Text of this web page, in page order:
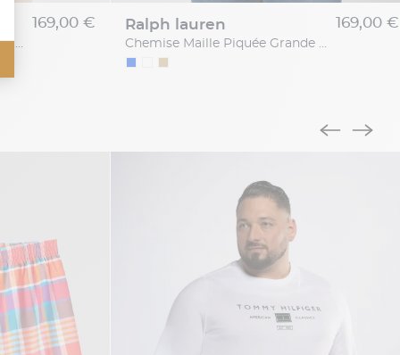
Chemise Maille Piquée Grande Taille Bleue
169,00 € ralph lauren
Chemise Maille Piquée Grande Taille Ecrue
169,00 €